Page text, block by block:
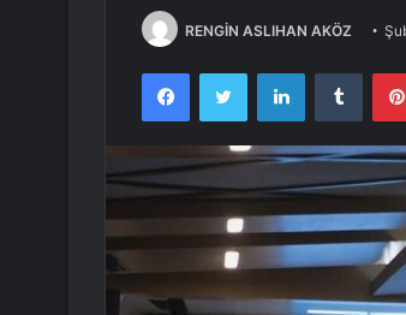
RENGİN ASLIHAN AKÖZ
FacebookTwitter LinkedIn